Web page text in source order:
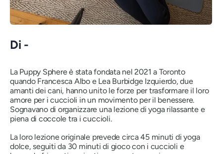
Di -
La Puppy Sphere è stata fondata nel 2021 a Toronto
quando Francesca Albo e Lea Burbidge Izquierdo, due
amanti dei cani, hanno unito le forze per trasformare il loro
amore per i cuccioli in un movimento per il benessere.
Sognavano di organizzare una lezione di yoga rilassante e
piena di coccole tra i cuccioli.
La loro lezione originale prevede circa 45 minuti di yoga
dolce, seguiti da 30 minuti di gioco con i cuccioli e